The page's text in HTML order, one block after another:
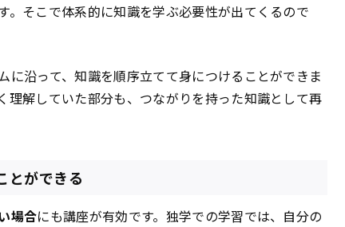
。そこで体系的に知識を学ぶ必要性が出てくるので
に沿って、知識を順序立てて身につけることができま
理解していた部分も、つながりを持った知識として再
とができる
場合にも講座が有効です。独学での学習では、自分の